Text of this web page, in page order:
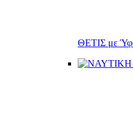
ΘΕΤΙΣ με